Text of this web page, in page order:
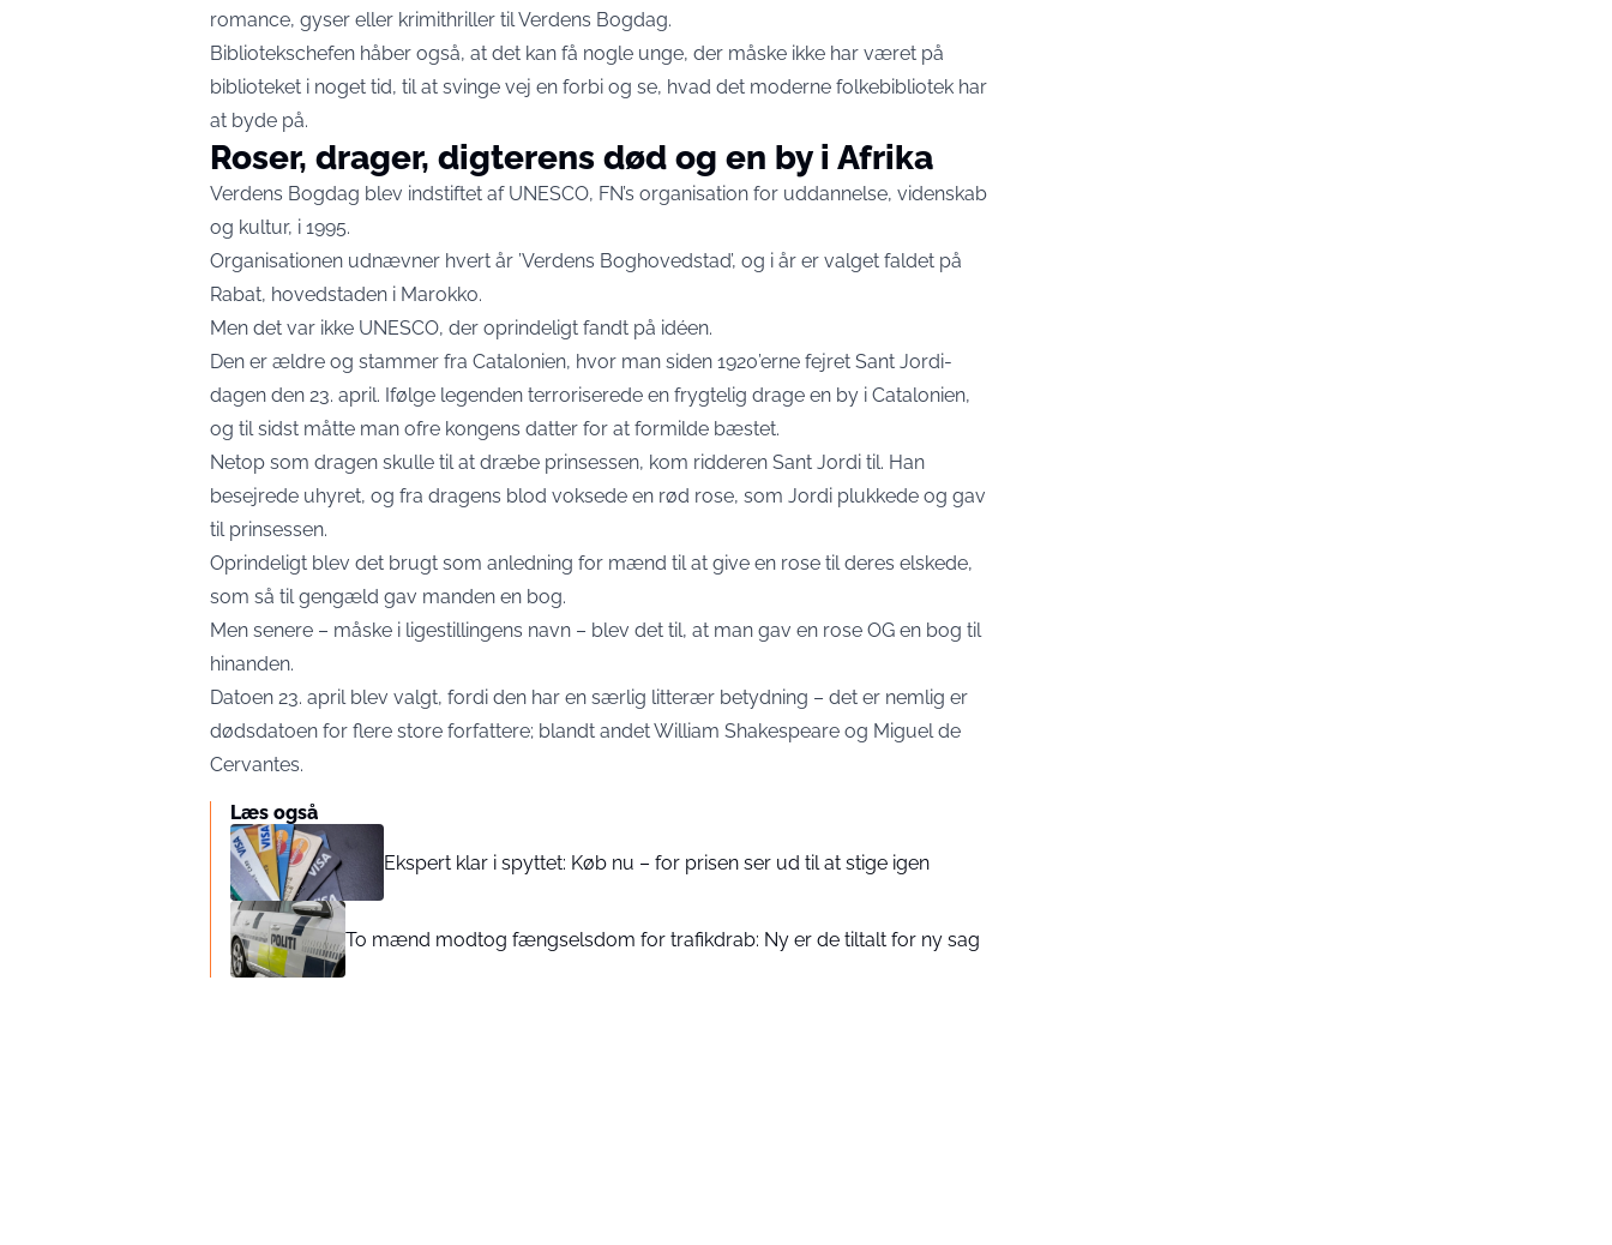
romance, gyser eller krimithriller til Verdens Bogdag.
Bibliotekschefen håber også, at det kan få nogle unge, der måske ikke har været på
biblioteket i noget tid, til at svinge vej en forbi og se, hvad det moderne folkebibliotek har
at byde på.
Roser, drager, digterens død og en by i Afrika
Verdens Bogdag blev indstiftet af UNESCO, FN’s organisation for uddannelse, videnskab
og kultur, i 1995.
Organisationen udnævner hvert år ’Verdens Boghovedstad’, og i år er valget faldet på
Rabat, hovedstaden i Marokko.
Men det var ikke UNESCO, der oprindeligt fandt på idéen.
Den er ældre og stammer fra Catalonien, hvor man siden 1920’erne fejret Sant Jordi-
dagen den 23. april. Ifølge legenden terroriserede en frygtelig drage en by i Catalonien,
og til sidst måtte man ofre kongens datter for at formilde bæstet.
Netop som dragen skulle til at dræbe prinsessen, kom ridderen Sant Jordi til. Han
besejrede uhyret, og fra dragens blod voksede en rød rose, som Jordi plukkede og gav
til prinsessen.
Oprindeligt blev det brugt som anledning for mænd til at give en rose til deres elskede,
som så til gengæld gav manden en bog.
Men senere – måske i ligestillingens navn – blev det til, at man gav en rose OG en bog til
hinanden.
Datoen 23. april blev valgt, fordi den har en særlig litterær betydning – det er nemlig er
dødsdatoen for flere store forfattere; blandt andet William Shakespeare og Miguel de
Cervantes.
Læs også
Ekspert klar i spyttet: Køb nu – for prisen ser ud til at stige igen
To mænd modtog fængselsdom for trafikdrab: Ny er de tiltalt for ny sag